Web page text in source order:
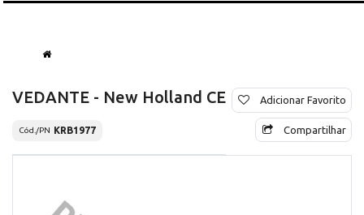
VEDANTE - New Holland CE
Cód./PN KRB1977
Adicionar Favorito
Compartilhar